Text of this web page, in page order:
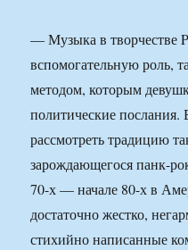
— Музыка в творчестве
вспомогательную роль,
методом, которым
политические послания.
рассмотреть традицию
зарождающегося панк-
70-х — начале 80-х в
достаточно жестко,
стихийно написанные